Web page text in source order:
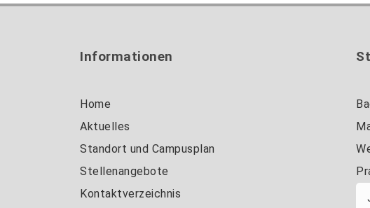
Informationen
Home
Aktuelles
Standort und Campusplan
Stellenangebote
Kontaktverzeichnis